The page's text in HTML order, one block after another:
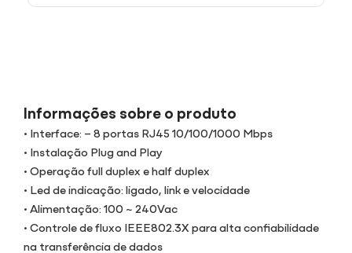
Informações sobre o produto
• Interface: – 8 portas RJ45 10/100/1000 Mbps
• Instalação Plug and Play
• Operação full duplex e half duplex
• Led de indicação: ligado, link e velocidade
• Alimentação: 100 ~ 240Vac
• Controle de fluxo IEEE802.3X para alta confiabilidade
na transferência de dados